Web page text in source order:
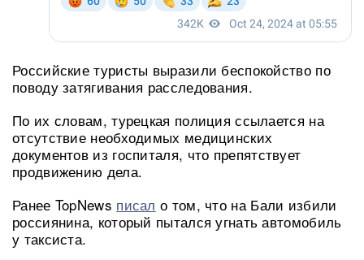
Российские туристы выразили беспокойство по
поводу затягивания расследования.
По их словам, турецкая полиция ссылается на
отсутствие необходимых медицинских
документов из госпиталя, что препятствует
продвижению дела.
Ранее TopNews писал о том, что на Бали избили
россиянина, который пытался угнать автомобиль
у таксиста.